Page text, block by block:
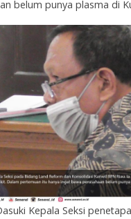
belum punya plasma di
Kepala Seksi